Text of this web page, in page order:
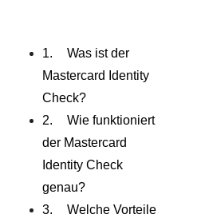
Was ist der
Mastercard Identity
Check?
Wie funktioniert
der Mastercard
Identity Check
genau?
Welche Vorteile